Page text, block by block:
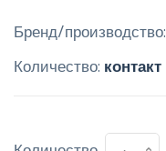
Бренд/производство:
Количество: контакт